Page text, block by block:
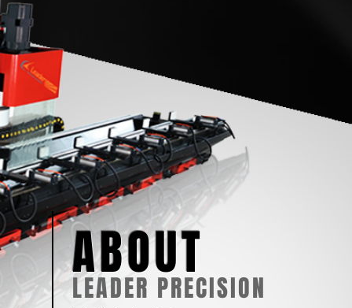
ABOUT
LEADER PRECISION